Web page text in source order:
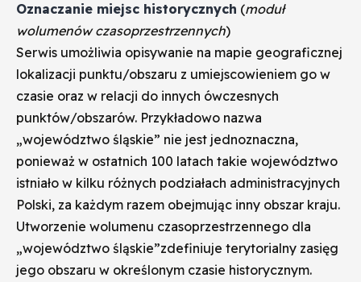
Oznaczanie miejsc historycznych (moduł
wolumenów czasoprzestrzennych)
Serwis umożliwia opisywanie na mapie geograficznej
lokalizacji punktu/obszaru z umiejscowieniem go w
czasie oraz w relacji do innych ówczesnych
punktów/obszarów. Przykładowo nazwa
„województwo śląskie” nie jest jednoznaczna,
ponieważ w ostatnich 100 latach takie województwo
istniało w kilku różnych podziałach administracyjnych
Polski, za każdym razem obejmując inny obszar kraju.
Utworzenie wolumenu czasoprzestrzennego dla
„województwo śląskie”zdefiniuje terytorialny zasięg
jego obszaru w określonym czasie historycznym.